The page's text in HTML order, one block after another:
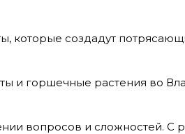
которые создадут
и горшечные растения во
вопросов и сложностей. С